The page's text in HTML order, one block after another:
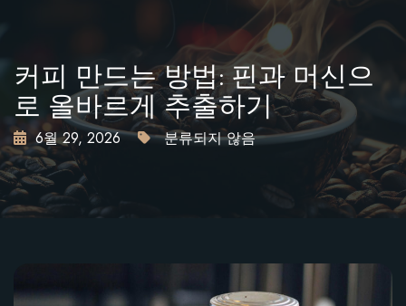
문의하기
테이블 예약하기
X
커피 만드는 방법: 핀과 머신으
로 올바르게 추출하기
6월 29, 2026 분류되지 않음